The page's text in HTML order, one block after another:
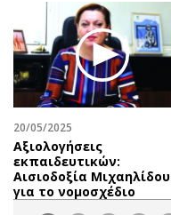
20/05/2025
Αξιολογήσεις
εκπαιδευτικών:
Αισιοδοξία Μιχαηλίδου
για το νομοσχέδιο